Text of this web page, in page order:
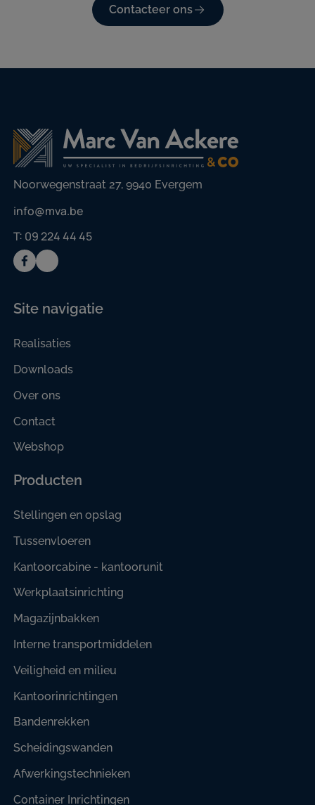
Contacteer ons
Noorwegenstraat 27, 9940 Evergem
info@mva.be
T: 09 224 44 45
Site navigatie
Realisaties
Downloads
Over ons
Contact
Webshop
Producten
Stellingen en opslag
Tussenvloeren
Kantoorcabine - kantoorunit
Werkplaatsinrichting
Magazijnbakken
Interne transportmiddelen
Veiligheid en milieu
Kantoorinrichtingen
Bandenrekken
Scheidingswanden
Afwerkingstechnieken
Container Inrichtingen